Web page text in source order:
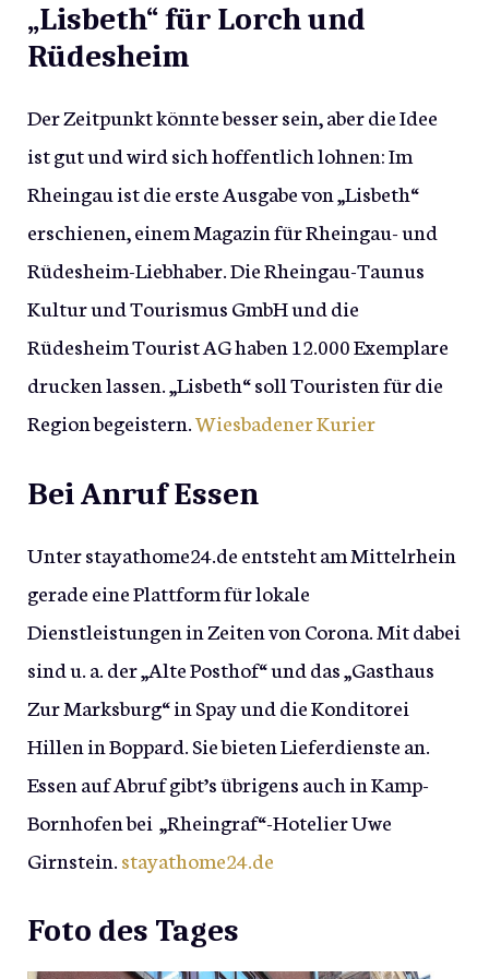
„Lisbeth“ für Lorch und
Rüdesheim
Der Zeitpunkt könnte besser sein, aber die Idee
ist gut und wird sich hoffentlich lohnen: Im
Rheingau ist die erste Ausgabe von „Lisbeth“
erschienen, einem Magazin für Rheingau- und
Rüdesheim-Liebhaber. Die Rheingau-Taunus
Kultur und Tourismus GmbH und die
Rüdesheim Tourist AG haben 12.000 Exemplare
drucken lassen. „Lisbeth“ soll Touristen für die
Region begeistern.Wiesbadener Kurier
Bei Anruf Essen
Unter stayathome24.de entsteht am Mittelrhein
gerade eine Plattform für lokale
Dienstleistungen in Zeiten von Corona. Mit dabei
sind u. a. der „Alte Posthof“ und das „Gasthaus
Zur Marksburg“ in Spay und die Konditorei
Hillen in Boppard. Sie bieten Lieferdienste an.
Essen auf Abruf gibt’s übrigens auch in Kamp-
Bornhofen bei „Rheingraf“-Hotelier Uwe
Girnstein.stayathome24.de
Foto des Tages